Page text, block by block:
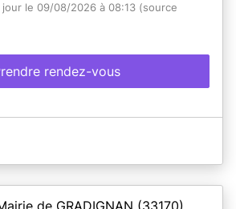
jour le 09/08/2026 à 08:13 (source
rendez-vous
de GRADIGNAN (33170)